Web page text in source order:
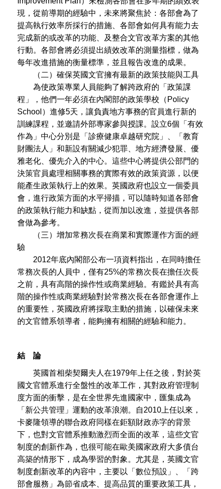
現，從前導期的經驗中，未來將聚焦於：各部會為了
提高執行效率所採行的措施、各部會如何具有能力去
完成新的或改革的功能、及整合文官改革方案的其他
行動。各部會將必須提出績效改革的測量指標，做為
每年改進措施的衡量標準，並且報告改進的成果。
（二）確保英國文官擁有最新的政策技能與工具
為使政策專業人員能夠了解跨政府的「政策課
程」，他們一年必須在內閣部的政策學校（Policy
School）進修5天，讓負責地方事務的官員進行新的
訓練課程，並邀請外部專家參與授課。設立6個「有效
作為」中心分別是「診療健康卓越研究院」、「教育
財團法人」和新設有關減少犯罪、地方經濟發展、優
雅老化、優先介入的中心。這些中心將提供公部門的
決策官員處理相關事務的實際有效的政策資源，以便
能產生政策執行上的效果。英國政府也設立一個委員
會，進行政策方面的水平掃描，可以隨時知道各部會
的政策執行能力和缺點，從而加以改進，並提供各部
會做為參考。
（三）增加常務次長在商業和實際運作方面的經
驗
2012年底內閣部公布一項資料指出，在同時擔任
常務次長的人員中，僅有25%的常務次長在擔任次長
之前，具有高階的操作性或商業經驗。有鑑於具有高
階的操作性或商業經驗對於常務次長在各部會運作上
的重要性，英國政府將採取主動的措施，以確保未來
的文官體系領導者，能夠擁有相關的經驗和能力。
結 論
英國首相柴契爾夫人在1979年上任之後，對於英
國文官體系進行全盤性的改革工作，其對政府管理制
度方面的衝擊，是在全世界先進國家中，匯集成為
「新公共管理」運動的改革浪潮。自2010上任以來，
卡麥隆領導的聯合政府同樣在鉅額財政赤字的背景
下，也對文官體系推動激烈而全面的改革，這些文官
制度的創新作為，也很可能在歐美國家政府大多債台
高築的情形下，成為學習的對象。尤其是，英國文官
制度創新改革的內容中，主要以「數位預設」、「跨
部會服務」為節省成本、提高品質的重要政策工具，